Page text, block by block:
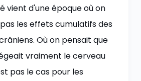
vient d'une époque où on
les effets cumulatifs des
Où on pensait que
vraiment le cerveau
pas le cas pour les